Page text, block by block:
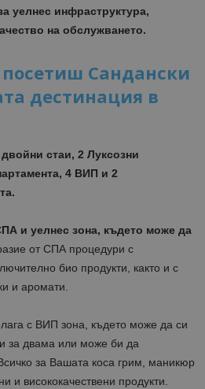
уелнес инфраструктура,
на обслужването.
Сандански
дестинация в
стаи, 2 Луксозни
4 ВИП и 2
и уелнес зона, където може да
от СПА процедури с
био продукти, както и с
и аромати.
с ВИП зона, където може да си
за двама или може би да
за Вашата коса грим, маникюр
и висококачествени продукти.